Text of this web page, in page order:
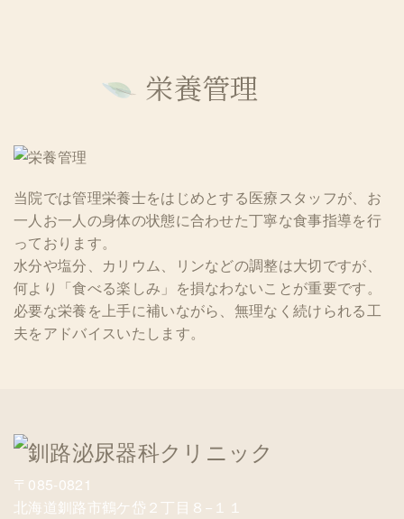
栄養管理
当院では管理栄養士をはじめとする医療スタッフが、お
一人お一人の身体の状態に合わせた丁寧な食事指導を行
っております。
水分や塩分、カリウム、リンなどの調整は大切ですが、
何より「食べる楽しみ」を損なわないことが重要です。
必要な栄養を上手に補いながら、無理なく続けられる工
夫をアドバイスいたします。
〒085-0821
北海道釧路市鶴ケ岱２丁目８−１１